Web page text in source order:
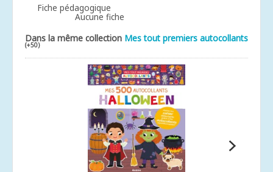
Fiche pédagogique
Aucune fiche
Dans la même collection Mes tout premiers autocollants
(+50)